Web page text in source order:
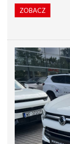
ZOBACZ